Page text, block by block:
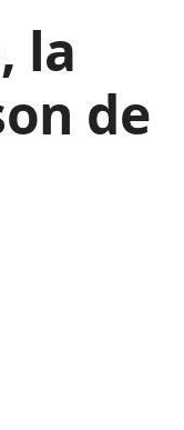
la
de